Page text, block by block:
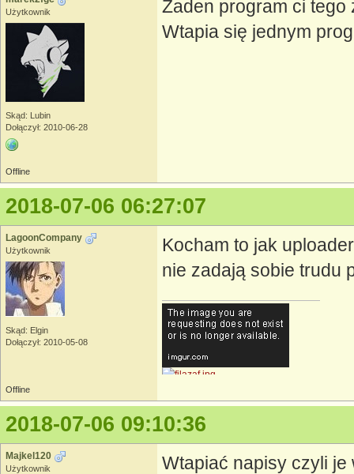
Użytkownik
Skąd: Lubin
Dołączył: 2010-06-28
Żaden program ci tego
Wtapia się jednym
Offline
2018-07-06 06:27:07
LagoonCompany
Użytkownik
Skąd: Elgin
Dołączył: 2010-05-08
Kocham to jak
nie zadają sobie trudu
Offline
2018-07-06 09:10:36
Majkel120
Użytkownik
Wtapiać napisy czyli je